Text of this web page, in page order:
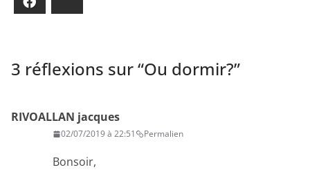
3 réflexions sur “Ou dormir?”
RIVOALLAN jacques
02/07/2019 à 22:51 Permalien
Bonsoir,